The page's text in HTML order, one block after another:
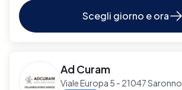
Scegli giorno e ora
Ad Curam
Viale Europa 5 - 21047 Saronno